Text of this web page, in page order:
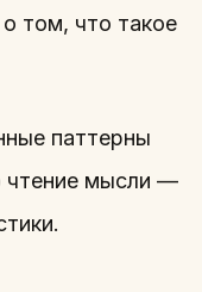
том, что такое
паттерны
чтение мысли —